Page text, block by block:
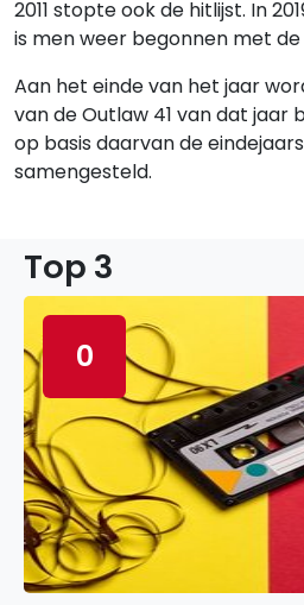
2011 stopte ook de hitlijst. In
is men weer begonnen met de
Aan het einde van het jaar
van de Outlaw 41 van dat jaar
op basis daarvan de
samengesteld.
Top 3
0